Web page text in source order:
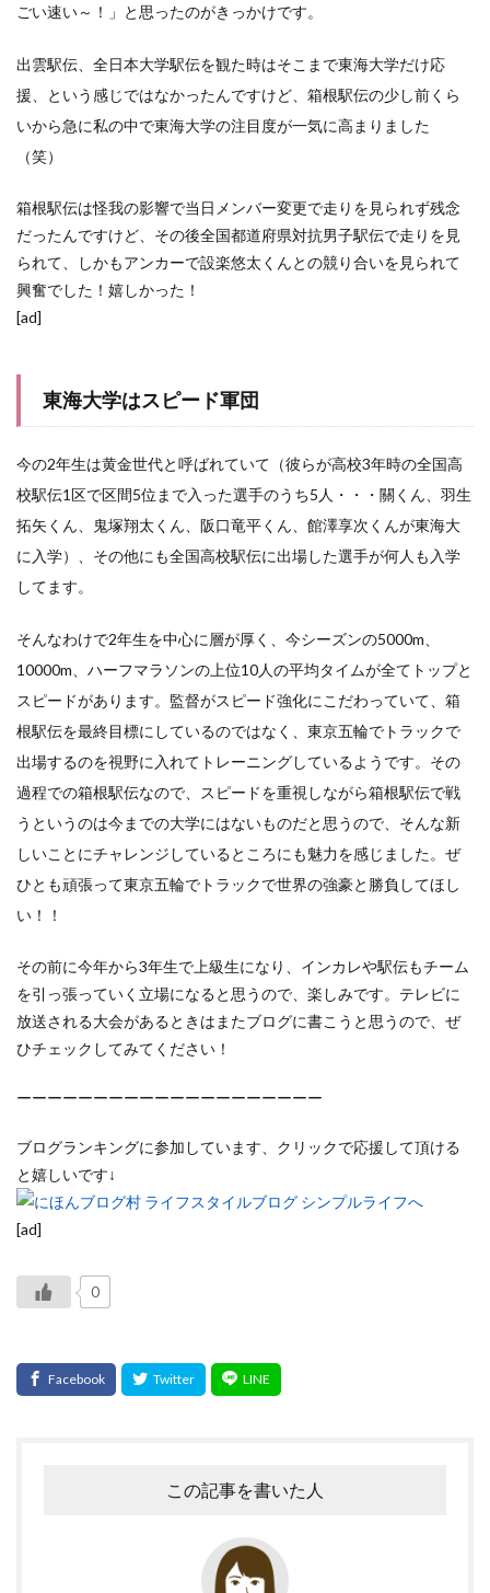
ごい速い～！」と思ったのがきっかけです。
出雲駅伝、全日本大学駅伝を観た時はそこまで東海大学だけ応
援、という感じではなかったんですけど、箱根駅伝の少し前くら
いから急に私の中で東海大学の注目度が一気に高まりました
（笑）
箱根駅伝は怪我の影響で当日メンバー変更で走りを見られず残念
だったんですけど、その後全国都道府県対抗男子駅伝で走りを見
られて、しかもアンカーで設楽悠太くんとの競り合いを見られて
興奮でした！嬉しかった！
[ad]
東海大学はスピード軍団
今の2年生は黄金世代と呼ばれていて（彼らが高校3年時の全国高
校駅伝1区で区間5位まで入った選手のうち5人・・・關くん、羽生
拓矢くん、鬼塚翔太くん、阪口竜平くん、館澤享次くんが東海大
に入学）、その他にも全国高校駅伝に出場した選手が何人も入学
してます。
そんなわけで2年生を中心に層が厚く、今シーズンの5000m、
10000m、ハーフマラソンの上位10人の平均タイムが全てトップと
スピードがあります。監督がスピード強化にこだわっていて、箱
根駅伝を最終目標にしているのではなく、東京五輪でトラックで
出場するのを視野に入れてトレーニングしているようです。その
過程での箱根駅伝なので、スピードを重視しながら箱根駅伝で戦
うというのは今までの大学にはないものだと思うので、そんな新
しいことにチャレンジしているところにも魅力を感じました。ぜ
ひとも頑張って東京五輪でトラックで世界の強豪と勝負してほし
い！！
その前に今年から3年生で上級生になり、インカレや駅伝もチーム
を引っ張っていく立場になると思うので、楽しみです。テレビに
放送される大会があるときはまたブログに書こうと思うので、ぜ
ひチェックしてみてください！
ーーーーーーーーーーーーーーーーーーーー
ブログランキングに参加しています、クリックで応援して頂ける
と嬉しいです↓
[ad]
0
この記事を書いた人